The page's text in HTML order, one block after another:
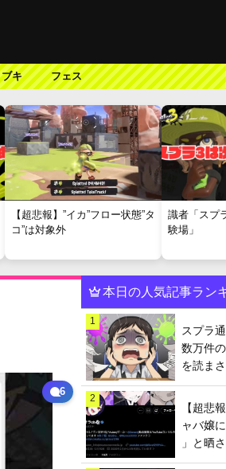
ブキ フェス
【超悲報】”イカ”フロー状態”タ
コ”は対象外
識者「スプ
験場」
6
本日の人気記事ラン
1
スプラ
数万件
を読ま
2
【超悲
ャバ嬢
」と晒